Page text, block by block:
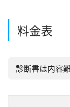
小児科
心療内
料金表
診断書は内容